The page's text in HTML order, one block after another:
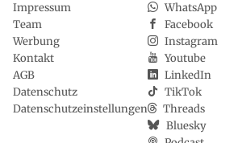
Impressum
Team
Werbung
Kontakt
AGB
Datenschutz
Datenschutzeinstellungen
WhatsApp
Facebook
Instagram
Youtube
LinkedIn
TikTok
Threads
Bluesky